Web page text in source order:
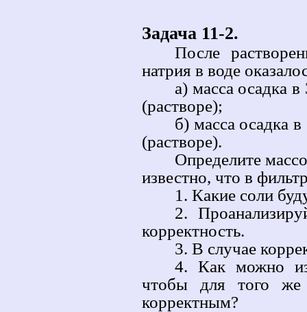
Задача 11-2.
После
натрия в воде
а) масса осадка
(растворе);
б) масса осадка
(растворе).
Определите
известно, что в
1. Какие соли
2.
корректность.
3. В случае
4. Как можно
чтобы для того же
корректным?